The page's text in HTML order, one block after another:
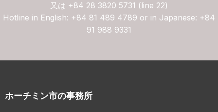
又は +84 28 3820 5731 (line 22)
Hotline in English: +84 81 489 4789 or in Japanese: +84
91 988 9331
ホーチミン市の事務所